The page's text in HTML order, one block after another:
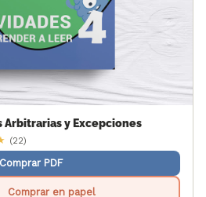
Arbitrarias y Excepciones
(22)
Comprar PDF
Comprar en papel